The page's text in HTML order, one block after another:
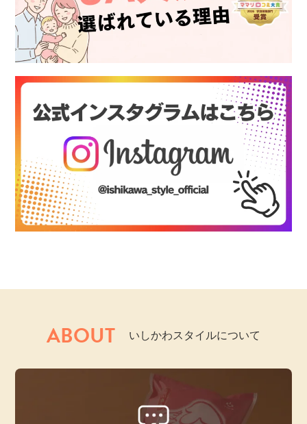
ABOUT いしかわスタイルについて